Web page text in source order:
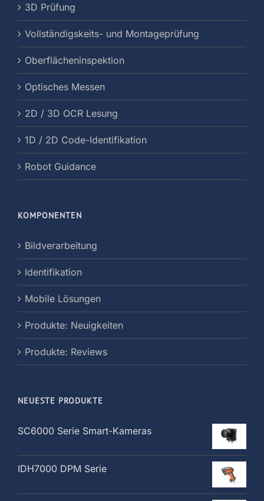
3D Prüfung
Vollständigskeits- und Montageprüfung
Oberflächeninspektion
Optisches Messen
2D / 3D OCR Lesung
1D / 2D Code-Identifikation
Robot Guidance
KOMPONENTEN
Bildverarbeitung
Identifikation
Mobile Lösungen
Produkte: Neuigkeiten
Produkte: Reviews
NEUESTE PRODUKTE
SC6000 Serie Smart-Kameras
IDH7000 DPM Serie